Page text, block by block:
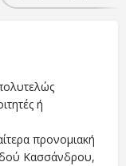
ή
προνομιακή
Κασσάνδρου,